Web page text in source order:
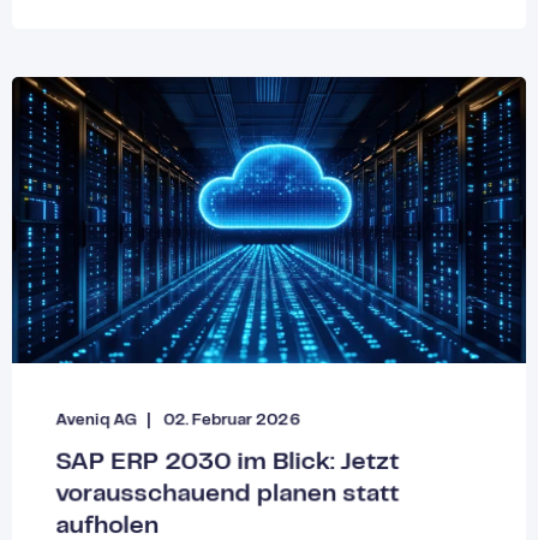
Aveniq AG 02. Februar 2026
SAP ERP 2030 im Blick: Jetzt
vorausschauend planen statt
aufholen